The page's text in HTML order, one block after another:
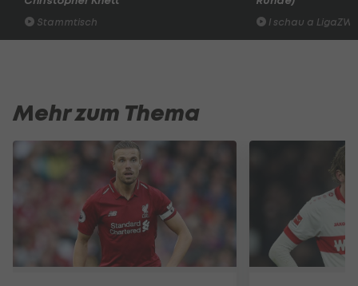
Stammtisch I schau a LigaZWA
Mehr zum Thema